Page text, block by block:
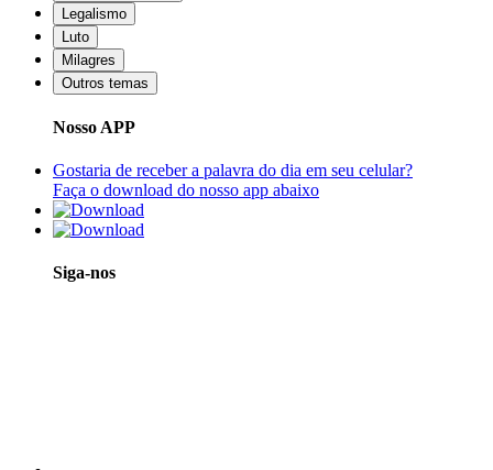
Legalismo
Luto
Milagres
Outros temas
Nosso APP
Gostaria de receber a palavra do dia em seu celular?
Faça o download do nosso app abaixo
Siga-nos